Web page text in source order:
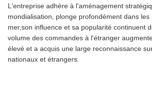
L'entreprise adhère à l'aménagement
mondialisation, plonge profondément dans
mer,son influence et sa popularité continuent
volume des commandes à l'étranger
élevé et a acquis une large reconnaissance
nationaux et étrangers.